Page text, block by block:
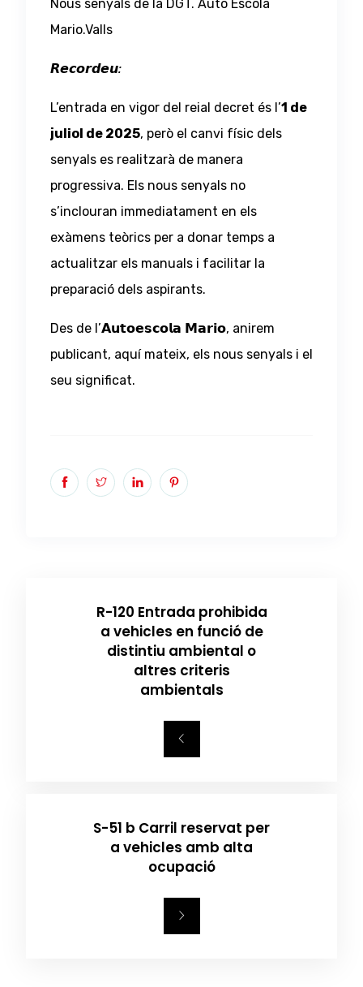
Nous senyals de la DGT. Auto Escola
Mario.Valls
𝙍𝙚𝙘𝙤𝙧𝙙𝙚𝙪:
L’entrada en vigor del reial decret és l’1 de
juliol de 2025, però el canvi físic dels
senyals es realitzarà de manera
progressiva. Els nous senyals no
s’inclouran immediatament en els
exàmens teòrics per a donar temps a
actualitzar els manuals i facilitar la
preparació dels aspirants.
Des de l’𝗔𝘂𝘁𝗼𝗲𝘀𝗰𝗼𝗹𝗮 𝗠𝗮𝗿𝗶𝗼, anirem
publicant, aquí mateix, els nous senyals i el
seu significat.
R-120 Entrada prohibida
a vehicles en funció de
distintiu ambiental o
altres criteris
ambientals
S-51 b Carril reservat per
a vehicles amb alta
ocupació